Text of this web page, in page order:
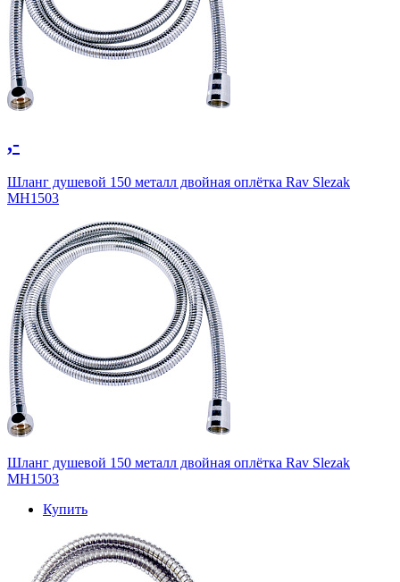
,-
Шланг душевой 150 металл двойная оплётка Rav Slezak
MH1503
Шланг душевой 150 металл двойная оплётка Rav Slezak
MH1503
Купить